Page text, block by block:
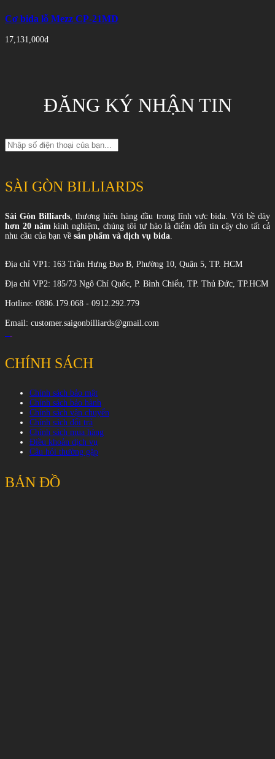
Cơ bida lỗ Mezz CP-21MD
17,131,000đ
ĐĂNG KÝ NHẬN TIN
SÀI GÒN BILLIARDS
Sài Gòn Billiards, thương hiệu hàng đầu trong lĩnh vực bida. Với bề dày
hơn 20 nămkinh nghiệm, chúng tôi tự hào là điểm đến tin cậy cho tất cả
nhu cầu của bạn về sản phẩm và dịch vụ bida.
Địa chỉ VP1: 163 Trần Hưng Đạo B, Phường 10, Quận 5, TP. HCM
Địa chỉ VP2: 185/73 Ngô Chí Quốc, P. Bình Chiểu, TP. Thủ Đức, TP.HCM
Hotline: 0886.179.068 - 0912.292.779
Email: customer.saigonbilliards@gmail.com
CHÍNH SÁCH
Chính sách bảo mật
Chính sách bảo hành
Chính sách vận chuyển
Chính sách đổi trả
Chính sách mua hàng
Điều khoản dịch vụ
Câu hỏi thường gặp
BẢN ĐỒ